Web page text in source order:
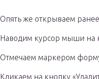
Опять же открываем
Наводим курсор мыши на
Отмечаем маркером
Кликаем на кнопку